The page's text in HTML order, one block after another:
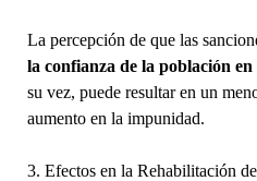
La percepción de que las
la confianza de la población en
su vez, puede resultar en un
aumento en la impunidad.
3. Efectos en la Rehabilitación